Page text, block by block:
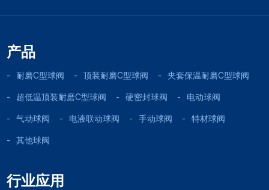
产品
耐磨C型球阀 顶装耐磨C型球阀 夹套保温耐磨C型球阀
超低温顶装耐磨C型球阀 硬密封球阀 电动球阀
气动球阀 电液联动球阀 手动球阀 特材球阀
其他球阀
行业应用